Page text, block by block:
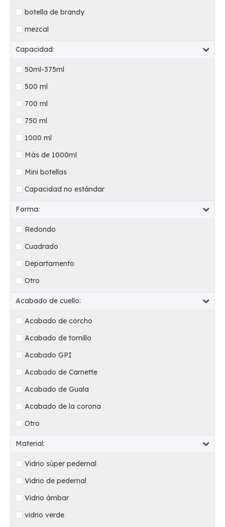
botella de brandy
mezcal
Capacidad:
50ml-375ml
500 ml
700 ml
750 ml
1000 ml
Más de 1000ml
Mini botellas
Capacidad no estándar
Forma:
Redondo
Cuadrado
Departamento
Otro
Acabado de cuello:
Acabado de corcho
Acabado de tornillo
Acabado GPI
Acabado de Carnette
Acabado de Guala
Acabado de la corona
Otro
Material:
Vidrio súper pedernal
Vidrio de pedernal
Vidrio ámbar
vidrio verde